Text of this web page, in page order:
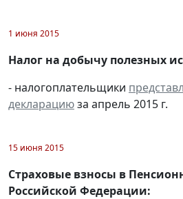
1 июня 2015
Налог на добычу полезных
- налогоплательщики
декларациюза апрель 2015 г.
15 июня 2015
Страховые взносы в
Российской Федерации: